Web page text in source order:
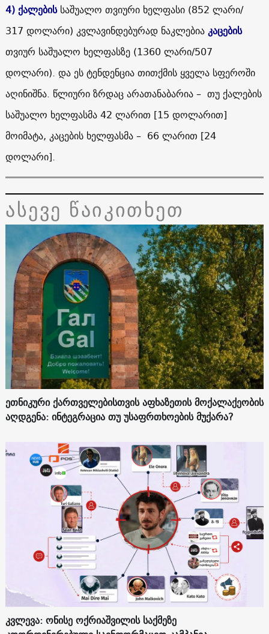
4)ქალებისსაშუალო თვიური ხელფასი (852 ლარი/
317 დოლარი) კვლავინდებურად ნაკლებიაკაცების
თვიურ საშუალო ხელფასზე (1360 ლარი/507
დოლარი). და ეს ტენდენცია თითქმის ყველა სფეროში
აღინიშნა. წლიური ზრდაც არათანაბარია – თუ ქალების
საშუალო ხელფასმა 42 ლარით [15 დოლარით]
მოიმატა, კაცების ხელფასმა – 66 ლარით [24
დოლარი].
ასევე წაიკითხეთ
ეთნიკური ქართველებისთვის აფხაზეთის მოქალაქეობის
აღდგენა: ინტეგრაცია თუ უსაფრთხოების მუქარა?
კვლევა: ონისე ოქრიაშვილის საქმეზე